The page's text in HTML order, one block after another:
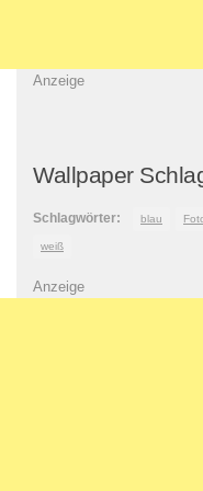
Anzeige
Wallpaper
Schlagwörter: blau
weiß
Anzeige